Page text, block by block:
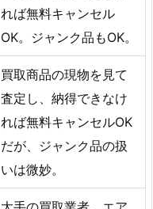
れば無料キャンセル
OK。ジャンク品もOK。
買取商品の現物を見て
査定し、納得できなけ
れば無料キャンセルOK
だが、ジャンク品の扱
いは微妙。